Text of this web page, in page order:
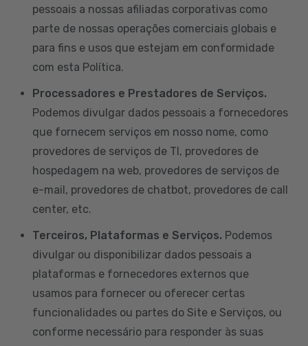
pessoais a nossas afiliadas corporativas como
parte de nossas operações comerciais globais e
para fins e usos que estejam em conformidade
com esta Política.
Processadores e Prestadores de Serviços.
Podemos divulgar dados pessoais a fornecedores
que fornecem serviços em nosso nome, como
provedores de serviços de TI, provedores de
hospedagem na web, provedores de serviços de
e-mail, provedores de chatbot, provedores de call
center, etc.
Terceiros, Plataformas e Serviços. Podemos
divulgar ou disponibilizar dados pessoais a
plataformas e fornecedores externos que
usamos para fornecer ou oferecer certas
funcionalidades ou partes do Site e Serviços, ou
conforme necessário para responder às suas